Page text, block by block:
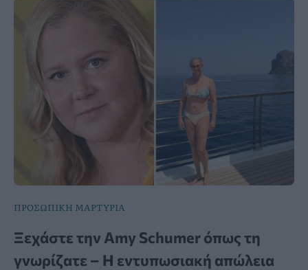
ΠΡΟΣΩΠΙΚΗ ΜΑΡΤΥΡΙΑ
Ξεχάστε την Amy Schumer όπως τη
γνωρίζατε – Η εντυπωσιακή απώλεια